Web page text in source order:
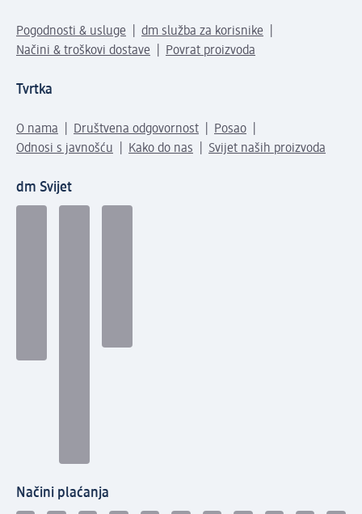
Pogodnosti & usluge
dm služba za korisnike
Načini & troškovi dostave
Povrat proizvoda
Tvrtka
O nama Društvena odgovornost
Posao
Odnosi s javnošću
Kako do nas Svijet naših proizvoda
dm Svijet
Načini plaćanja